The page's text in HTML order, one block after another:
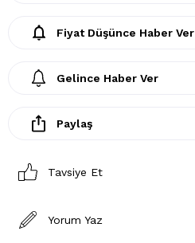
Fiyat Düşünce Haber Ver
Gelince Haber Ver
Paylaş
Tavsiye Et
Yorum Yaz